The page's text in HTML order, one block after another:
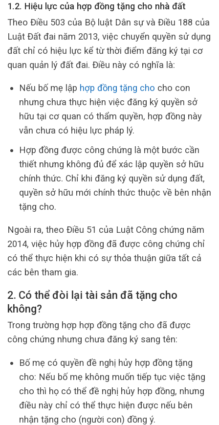
1.2. Hiệu lực của hợp đồng tặng cho nhà đất
Theo Điều 503 của Bộ luật Dân sự và Điều 188 của
Luật Đất đai năm 2013, việc chuyển quyền sử dụng
đất chỉ có hiệu lực kể từ thời điểm đăng ký tại cơ
quan quản lý đất đai. Điều này có nghĩa là:
Nếu bố mẹ lập hợp đồng tặng cho cho con
nhưng chưa thực hiện việc đăng ký quyền sở
hữu tại cơ quan có thẩm quyền, hợp đồng này
vẫn chưa có hiệu lực pháp lý.
Hợp đồng được công chứng là một bước cần
thiết nhưng không đủ để xác lập quyền sở hữu
chính thức. Chỉ khi đăng ký quyền sử dụng đất,
quyền sở hữu mới chính thức thuộc về bên nhận
tặng cho.
Ngoài ra, theo Điều 51 của Luật Công chứng năm
2014, việc hủy hợp đồng đã được công chứng chỉ
có thể thực hiện khi có sự thỏa thuận giữa tất cả
các bên tham gia.
2. Có thể đòi lại tài sản đã tặng cho
không?
Trong trường hợp hợp đồng tặng cho đã được
công chứng nhưng chưa đăng ký sang tên:
Bố mẹ có quyền đề nghị hủy hợp đồng tặng
cho: Nếu bố mẹ không muốn tiếp tục việc tặng
cho thì họ có thể đề nghị hủy hợp đồng, nhưng
điều này chỉ có thể thực hiện được nếu bên
nhận tặng cho (người con) đồng ý.